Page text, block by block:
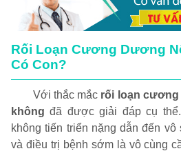
Rối Loạn Cương Dương
Có Con?
Với thắc mắc rối loạn
không đã được giải đáp cụ
không tiến triển nặng dẫn đến
và điều trị bệnh sớm là vô cùng